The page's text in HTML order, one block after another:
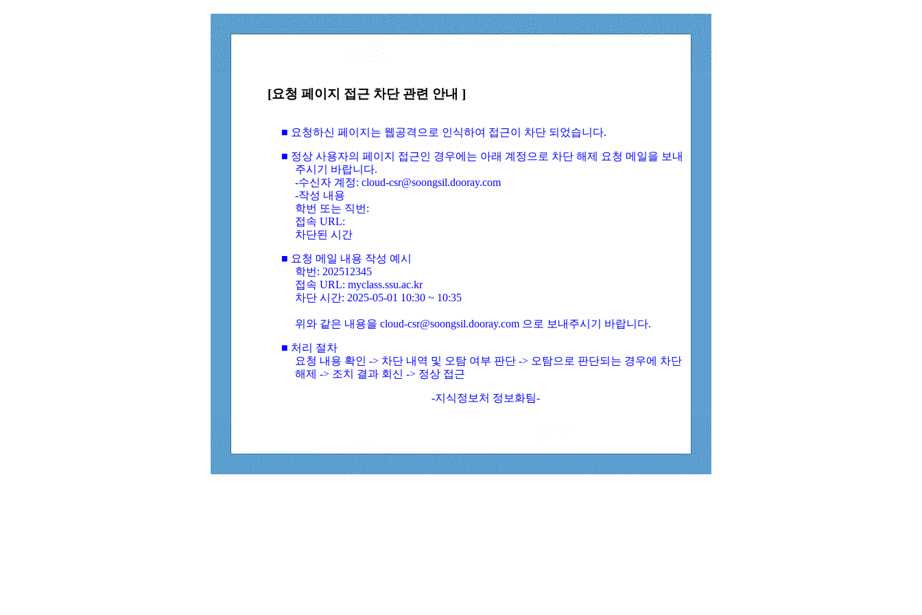
[요청 페이지 접근 차단 관련 안내 ]
■ 요청하신 페이지는 웹공격으로 인식하여 접근이 차단 되었습니다.
■ 정상 사용자의 페이지 접근인 경우에는 아래 계정으로 차단 해제 요청 메일을 보내
주시기 바랍니다.
-수신자 계정: cloud-csr@soongsil.dooray.com
-작성 내용
학번 또는 직번:
접속 URL:
차단된 시간
■ 요청 메일 내용 작성 예시
학번: 202512345
접속 URL: myclass.ssu.ac.kr
차단 시간: 2025-05-01 10:30 ~ 10:35
위와 같은 내용을 cloud-csr@soongsil.dooray.com 으로 보내주시기 바랍니다.
■ 처리 절차
요청 내용 확인 -> 차단 내역 및 오탐 여부 판단 -> 오탐으로 판단되는 경우에 차단
해제 -> 조치 결과 회신 -> 정상 접근
-지식정보처 정보화팀-